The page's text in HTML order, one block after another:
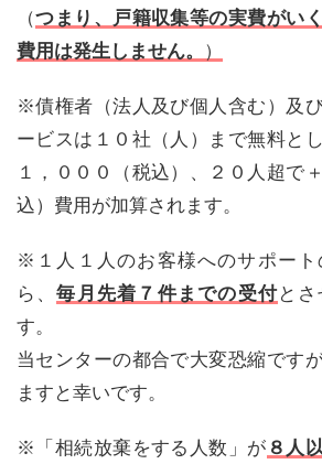
（つまり、戸籍収集等の実費がい
費用は発生しません。
）
※債権者（法人及び個人含む）及
ービスは１０社（人）まで無料と
１，０００（税込）、２０人超で
込）費用が加算されます。
※１人１人のお客様へのサポート
ら、毎月先着７件までの受付とさ
す。
当センターの都合で大変恐縮です
ますと幸いです。
※「相続放棄をする人数」が ８人